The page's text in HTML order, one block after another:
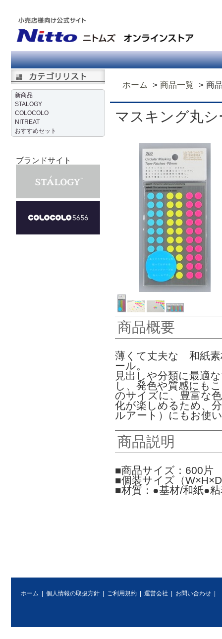
新商品
STALOGY
COLOCOLO
NITREAT
おすすめセット
ブランドサイト
ホーム 商品一覧 商
マスキング丸
商品概要
薄くて丈夫な 和紙
ール。
見出しや分類に最適
し、発色や質感にも
のサイズに、豊富な
化が楽しめるため、
ルアート）にもお使
商品説明
■商品サイズ：600片
■個装サイズ（
■材質：●基材/和紙●
ホーム 個人情報の取扱方針 ご利用規約 運営会社 お問い合わせ